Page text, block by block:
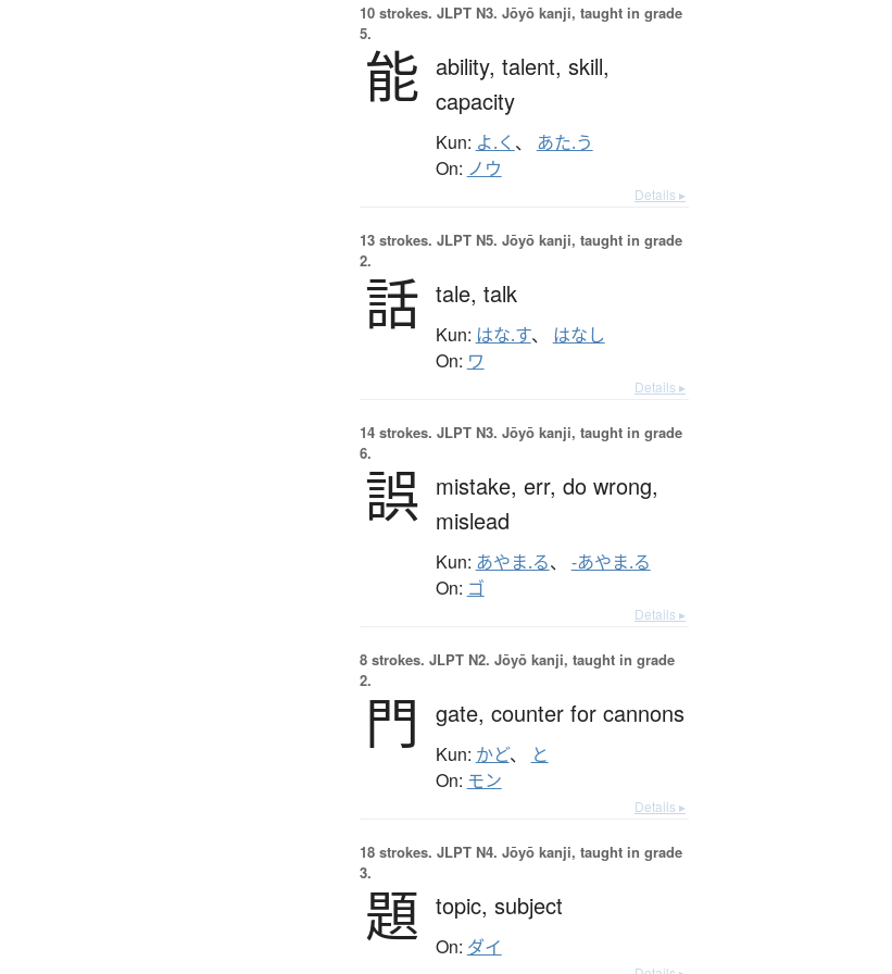
10 strokes. JLPT N3. Jōyō kanji, taught in grade
5.
能 ability, talent, skill,
capacity
Kun: よ.く 、 あた.う
On: ノウ
Details ▸
13 strokes. JLPT N5. Jōyō kanji, taught in grade
2.
話 tale, talk
Kun: はな.す、 はなし
On: ワ
Details ▸
14 strokes. JLPT N3. Jōyō kanji, taught in grade
6.
誤 mistake, err, do wrong,
mislead
Kun: あやま.る、 -あやま.る
On: ゴ
Details ▸
8 strokes. JLPT N2. Jōyō kanji, taught in grade
2.
門 gate, counter for cannons
Kun: かど、 と
On: モン
Details ▸
18 strokes. JLPT N4. Jōyō kanji, taught in grade
3.
題 topic, subject
On: ダイ